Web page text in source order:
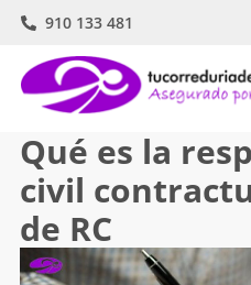
910 133 481
Qué es la
civil
de RC